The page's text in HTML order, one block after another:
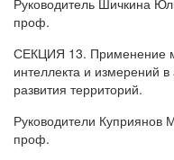
Руководитель Шичкина
проф.
СЕКЦИЯ 13. Применение
интеллекта и измерений в
развития территорий.
Руководители Куприянов
проф.